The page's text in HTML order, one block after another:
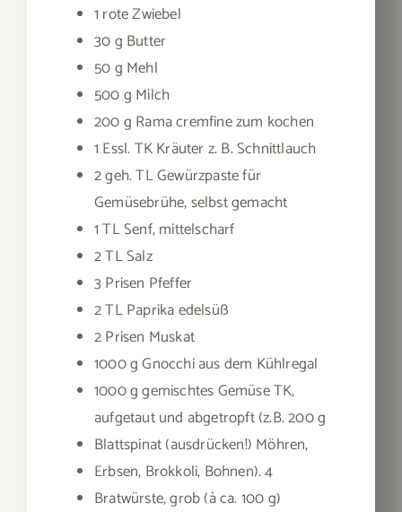
1 rote Zwiebel
30 g Butter
50 g Mehl
500 g Milch
200 g Rama cremfine zum kochen
1 Essl. TK Kräuter z. B. Schnittlauch
2 geh. TL Gewürzpaste für
Gemüsebrühe, selbst gemacht
1 TL Senf, mittelscharf
2 TL Salz
3 Prisen Pfeffer
2 TL Paprika edelsüß
2 Prisen Muskat
1000 g Gnocchi aus dem Kühlregal
1000 g gemischtes Gemüse TK,
aufgetaut und abgetropft (z.B. 200 g
Blattspinat (ausdrücken!) Möhren,
Erbsen, Brokkoli, Bohnen). 4
Bratwürste, grob (à ca. 100 g)